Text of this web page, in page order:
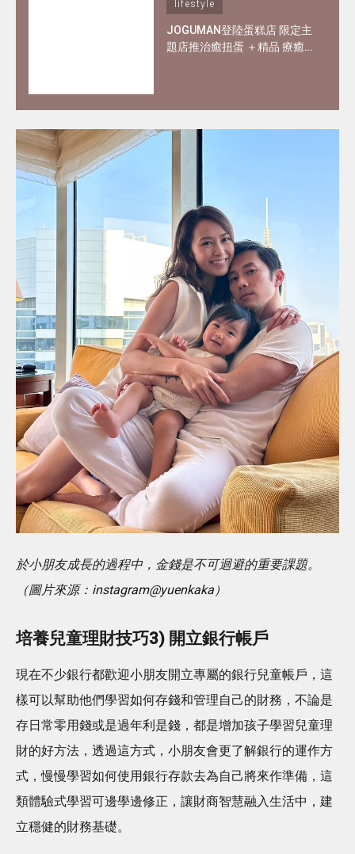
lifestyle
JOGUMAN登陸蛋糕店 限定主
題店推治癒扭蛋 ＋精品 療癒
於小朋友成長的過程中，金錢是不可迴避的重要課題。
（圖片來源：instagram@yuenkaka）
培養兒童理財技巧3) 開立銀行帳戶
現在不少銀行都歡迎小朋友開立專屬的銀行兒童帳戶，這
樣可以幫助他們學習如何存錢和管理自己的財務，不論是
存日常零用錢或是過年利是錢，都是增加孩子學習兒童理
財的好方法，透過這方式，小朋友會更了解銀行的運作方
式，慢慢學習如何使用銀行存款去為自己將來作準備，這
類體驗式學習可邊學邊修正，讓財商智慧融入生活中，建
立穩健的財務基礎。